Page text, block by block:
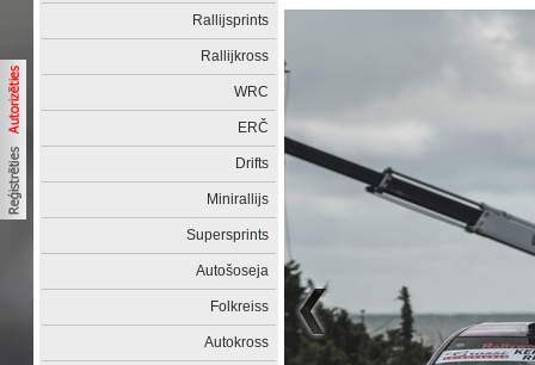
Rallijsprints
Rallijkross
WRC
ERČ
Drifts
Minirallijs
Supersprints
Autošoseja
Folkreiss
Autokross